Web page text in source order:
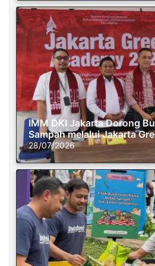
IMM DKI Jakarta Dorong
Sampah melalui Jakarta
28/07/2026